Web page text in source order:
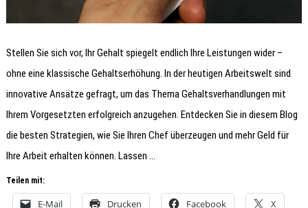
Stellen Sie sich vor, Ihr Gehalt spiegelt endlich Ihre Leistungen wider –
ohne eine klassische Gehaltserhöhung. In der heutigen Arbeitswelt sind
innovative Ansätze gefragt, um das Thema Gehaltsverhandlungen mit
Ihrem Vorgesetzten erfolgreich anzugehen. Entdecken Sie in diesem Blog
die besten Strategien, wie Sie Ihren Chef überzeugen und mehr Geld für
Ihre Arbeit erhalten können. Lassen …
Teilen mit:
E-Mail Drucken Facebook X